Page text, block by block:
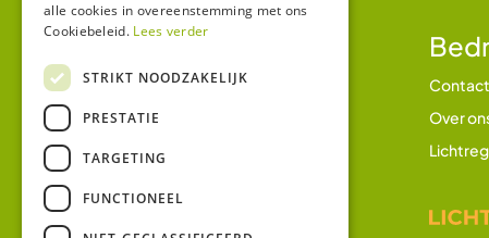
Klantenservice
Betalen en betaalmethodes
Verzending en bezorging
Retourbeleid
Contact
Over
alle cookies in overeenstemming met ons
Cookiebeleid. Lees verder
STRIKT NOODZAKELIJK
PRESTATIE
TARGETING
FUNCTIONEEL